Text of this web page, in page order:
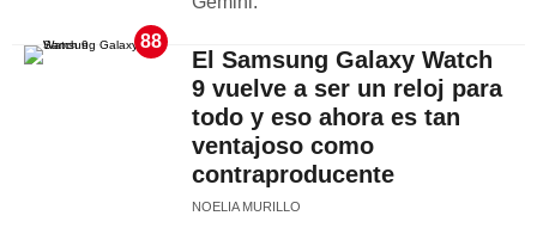
88
El Samsung Galaxy Watch
9 vuelve a ser un reloj para
todo y eso ahora es tan
ventajoso como
contraproducente
NOELIA MURILLO